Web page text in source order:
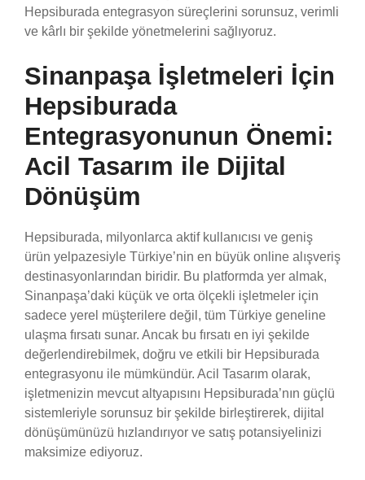
Hepsiburada entegrasyon süreçlerini sorunsuz, verimli
ve kârlı bir şekilde yönetmelerini sağlıyoruz.
Sinanpaşa İşletmeleri İçin
Hepsiburada
Entegrasyonunun Önemi:
Acil Tasarım ile Dijital
Dönüşüm
Hepsiburada, milyonlarca aktif kullanıcısı ve geniş
ürün yelpazesiyle Türkiye’nin en büyük online alışveriş
destinasyonlarından biridir. Bu platformda yer almak,
Sinanpaşa’daki küçük ve orta ölçekli işletmeler için
sadece yerel müşterilere değil, tüm Türkiye geneline
ulaşma fırsatı sunar. Ancak bu fırsatı en iyi şekilde
değerlendirebilmek, doğru ve etkili bir Hepsiburada
entegrasyonu ile mümkündür. Acil Tasarım olarak,
işletmenizin mevcut altyapısını Hepsiburada’nın güçlü
sistemleriyle sorunsuz bir şekilde birleştirerek, dijital
dönüşümünüzü hızlandırıyor ve satış potansiyelinizi
maksimize ediyoruz.